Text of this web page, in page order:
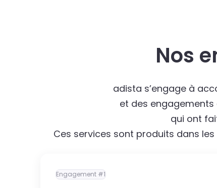
Nos
adista s’engage à
et des engagements
qui ont
Ces services sont produits dans
Engagement #1